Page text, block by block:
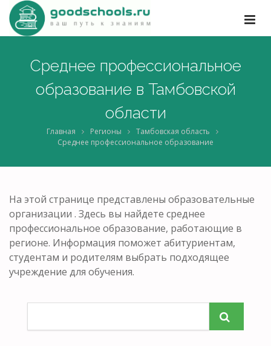
Среднее профессиональное
образование в Тамбовской
области
Главная Регионы
Тамбовская область
Среднее профессиональное образование
На этой странице представлены образовательные
организации . Здесь вы найдете среднее
профессиональное образование, работающие в
регионе. Информация поможет абитуриентам,
студентам и родителям выбрать подходящее
учреждение для обучения.